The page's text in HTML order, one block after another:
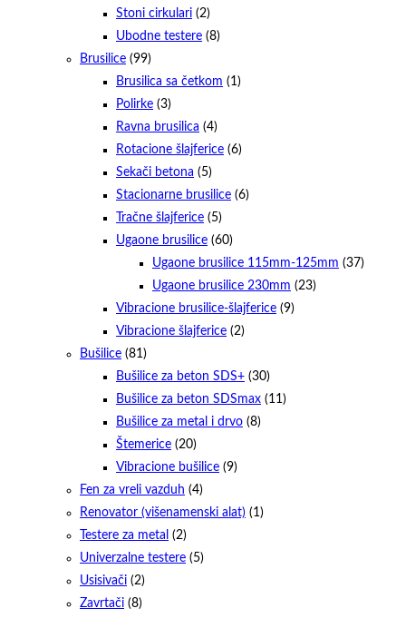
Stoni cirkulari (2)
Ubodne testere (8)
Brusilice (99)
Brusilica sa četkom (1)
Polirke (3)
Ravna brusilica (4)
Rotacione šlajferice (6)
Sekači betona (5)
Stacionarne brusilice (6)
Tračne šlajferice (5)
Ugaone brusilice (60)
Ugaone brusilice 115mm-125mm (37)
Ugaone brusilice 230mm (23)
Vibracione brusilice-šlajferice (9)
Vibracione šlajferice (2)
Bušilice (81)
Bušilice za beton SDS+ (30)
Bušilice za beton SDSmax (11)
Bušilice za metal i drvo (8)
Štemerice (20)
Vibracione bušilice (9)
Fen za vreli vazduh (4)
Renovator (višenamenski alat) (1)
Testere za metal (2)
Univerzalne testere (5)
Usisivači (2)
Zavrtači (8)